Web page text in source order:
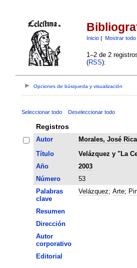
Inicio| Mostrar todo
1–2 de 2
(RSS):
Opciones de búsqueda y visualización
Seleccionar todo Deseleccionar todo
Registros
Autor
Morales, José
Título
Velázquez y "La
Año
2003
Número
53
Palabras
clave
Velázquez; Arte;
Resumen
Dirección
Autor
corporativo
Editorial